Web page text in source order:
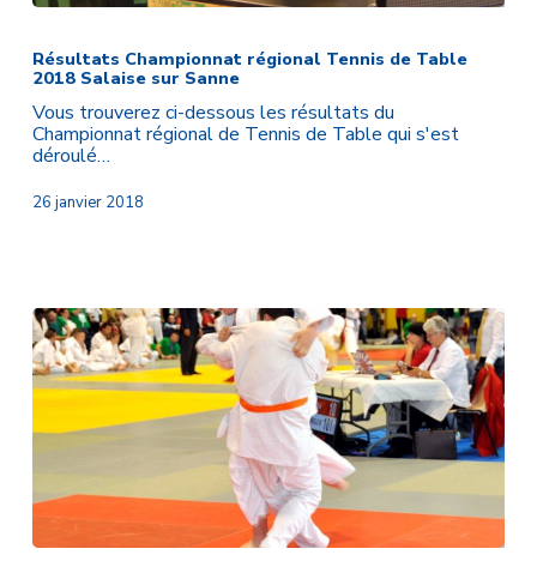
régional
Tennis
de
Table
2018
Salaise
sur
Sanne
Résultats Championnat régional Tennis de Table
2018 Salaise sur Sanne
Vous trouverez ci-dessous les résultats du
Championnat régional de Tennis de Table qui s'est
déroulé…
26 janvier 2018
Championnat